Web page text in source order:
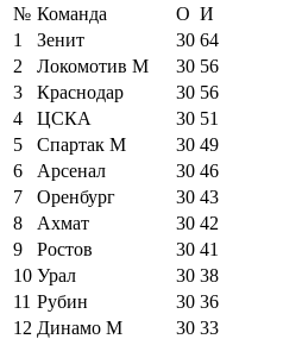
№ Команда О И
1
Зенит 30 64
2
Локомотив М 30 56
3
Краснодар 30 56
4
ЦСКА 30 51
5
Спартак М 30 49
6
Арсенал 30 46
7
Оренбург 30 43
8
Ахмат 30 42
9
Ростов 30 41
10 Урал 30 38
11 Рубин 30 36
12 Динамо М 30 33